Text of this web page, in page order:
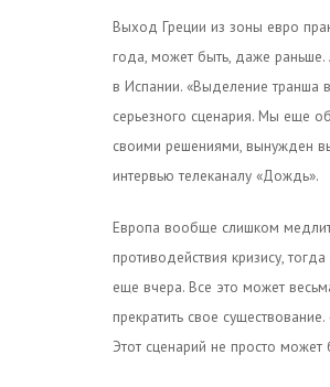
Выход Греции из зоны евро
года, может быть, даже раньше.
в Испании. «Выделение транша
серьезного сценария. Мы еще
своими решениями, вынужден
интервью телеканалу «Дождь».
Европа вообще слишком
противодействия кризису,
еще вчера. Все это может
прекратить свое
Этот сценарий не просто может